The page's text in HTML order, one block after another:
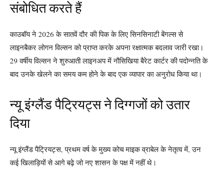
संबोधित करते हैं
काउबॉय ने 2026 के सातवें दौर की पिक के लिए सिनसिनाटी बेंगल्स से
लाइनबैकर लोगन विल्सन को प्राप्त करके अपना रक्षात्मक बदलाव जारी रखा।
29 वर्षीय विल्सन ने शुरुआती लाइनअप में नौसिखिया बैरेट कार्टर की पदोन्नति के
बाद उनके खेलने का समय कम होने के बाद एक व्यापार का अनुरोध किया था।
न्यू इंग्लैंड पैट्रियट्स ने दिग्गजों को उतार
दिया
न्यू इंग्लैंड पैट्रियट्स, प्रथम वर्ष के मुख्य कोच माइक व्राबेल के नेतृत्व में, उन
कई खिलाड़ियों से आगे बढ़े जो नए शासन के पक्ष में नहीं थे।